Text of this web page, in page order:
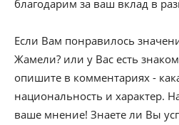
благодарим за ваш вклад в
Если Вам понравилось
Жамели? или у Вас есть
опишите в комментариях -
национальность и характер.
ваше мнение! Знаете ли Вы